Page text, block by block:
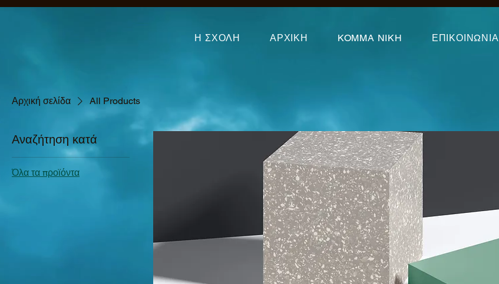
Η ΣΧΟΛΗ ΑΡΧΙΚΗ KOMMA NIKH ΕΠΙΚΟΙΝΩΝΙΑ
Αρχική σελίδα All Products
Αναζήτηση κατά
Όλα τα προϊόντα